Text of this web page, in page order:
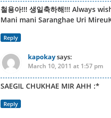
철용아!!! 생일축하해!!! Always
Mani mani Saranghae Uri
Reply
kapokaysays:
March 10, 2011 at 1:57 pm
SAEGIL CHUKHAE MIR AHH :*
Reply